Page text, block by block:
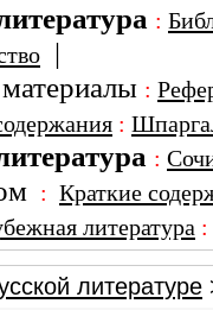
:
|
:
:
:
: Краткие
литература
литературе